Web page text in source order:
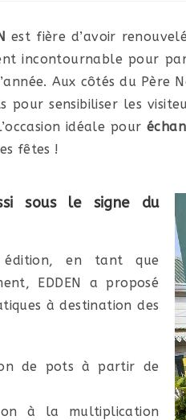
est fière d’avoir
incontournable pour
Aux côtés du Père
pour sensibiliser les
idéale pour
fêtes !
sous le signe du
édition, en tant que
EDDEN a proposé
à destination des
de pots à partir de
à la multiplication